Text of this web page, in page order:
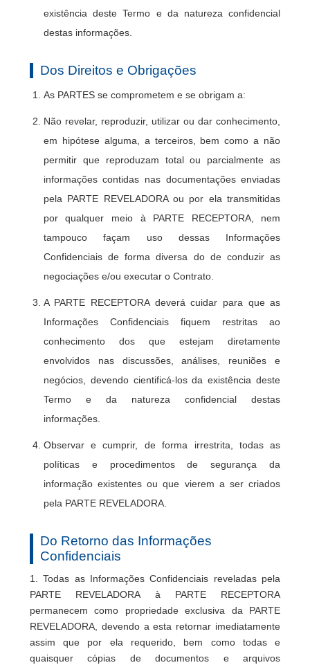
existência deste Termo e da natureza confidencial
destas informações.
Dos Direitos e Obrigações
As PARTES se comprometem e se obrigam a:
Não revelar, reproduzir, utilizar ou dar conhecimento,
em hipótese alguma, a terceiros, bem como a não
permitir que reproduzam total ou parcialmente as
informações contidas nas documentações enviadas
pela PARTE REVELADORA ou por ela transmitidas
por qualquer meio à PARTE RECEPTORA, nem
tampouco façam uso dessas Informações
Confidenciais de forma diversa do de conduzir as
negociações e/ou executar o Contrato.
A PARTE RECEPTORA deverá cuidar para que as
Informações Confidenciais fiquem restritas ao
conhecimento dos que estejam diretamente
envolvidos nas discussões, análises, reuniões e
negócios, devendo cientificá-los da existência deste
Termo e da natureza confidencial destas
informações.
Observar e cumprir, de forma irrestrita, todas as
políticas e procedimentos de segurança da
informação existentes ou que vierem a ser criados
pela PARTE REVELADORA.
Do Retorno das Informações
Confidenciais
1. Todas as Informações Confidenciais reveladas pela
PARTE REVELADORA à PARTE RECEPTORA
permanecem como propriedade exclusiva da PARTE
REVELADORA, devendo a esta retornar imediatamente
assim que por ela requerido, bem como todas e
quaisquer cópias de documentos e arquivos